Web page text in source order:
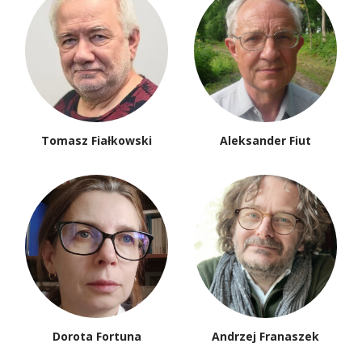
Tomasz Fiałkowski Aleksander Fiut
Dorota Fortuna Andrzej Franaszek